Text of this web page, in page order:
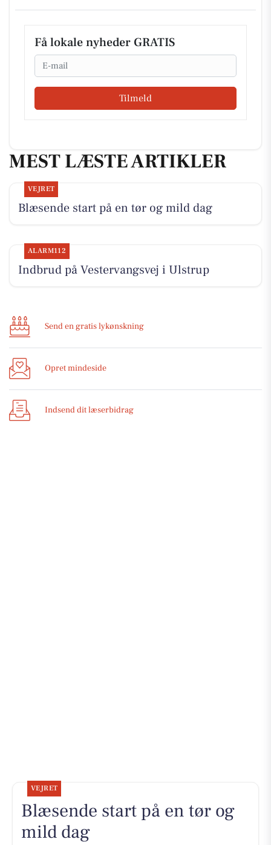
Få lokale nyheder GRATIS
Email
Tilmeld
MEST LÆSTE ARTIKLER
VEJRET
Blæsende start på en tør og mild dag
ALARM112
Indbrud på Vestervangsvej i Ulstrup
Send en gratis lykønskning
Opret mindeside
Indsend dit læserbidrag
VEJRET
Blæsende start på en tør og
mild dag